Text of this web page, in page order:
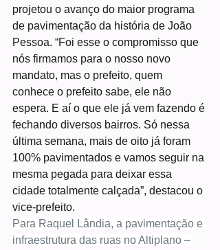
projetou o avanço do maior programa
de pavimentação da história de João
Pessoa. “Foi esse o compromisso que
nós firmamos para o nosso novo
mandato, mas o prefeito, quem
conhece o prefeito sabe, ele não
espera. E aí o que ele já vem fazendo é
fechando diversos bairros. Só nessa
última semana, mais de oito já foram
100% pavimentados e vamos seguir na
mesma pegada para deixar essa
cidade totalmente calçada”, destacou o
vice-prefeito.
Para Raquel Lândia, a pavimentação e
infraestrutura das ruas no Altiplano –